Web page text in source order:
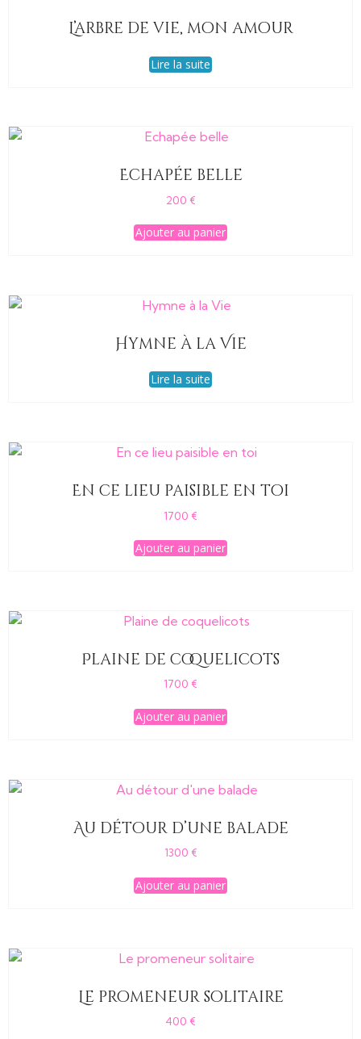
L’arbre de vie, mon amour
Lire la suite
Echapée belle
200 €
Ajouter au panier
Hymne à la Vie
Lire la suite
En ce lieu paisible en toi
1700 €
Ajouter au panier
Plaine de coquelicots
1700 €
Ajouter au panier
Au détour d’une balade
1300 €
Ajouter au panier
Le promeneur solitaire
400 €